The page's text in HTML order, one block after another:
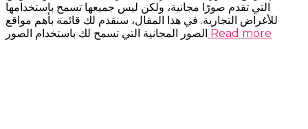
التي تقدم صورًا مجانية، ولكن ليس جميعها تسمح باستخدامها
للأغراض التجارية. في هذا المقال، سنقدم لك قائمة بأهم مواقع
الصور المجانية التي تسمح لك باستخدام الصور Read more